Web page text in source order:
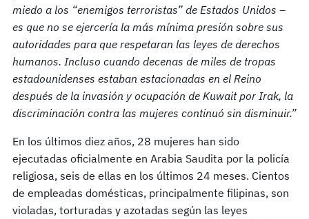
miedo a los “enemigos terroristas” de Estados Unidos –
es que no se ejercería la más mínima presión sobre sus
autoridades para que respetaran las leyes de derechos
humanos. Incluso cuando decenas de miles de tropas
estadounidenses estaban estacionadas en el Reino
después de la invasión y ocupación de Kuwait por Irak, la
discriminación contra las mujeres continuó sin disminuir.”
En los últimos diez años, 28 mujeres han sido
ejecutadas oficialmente en Arabia Saudita por la policía
religiosa, seis de ellas en los últimos 24 meses. Cientos
de empleadas domésticas, principalmente filipinas, son
violadas, torturadas y azotadas según las leyes